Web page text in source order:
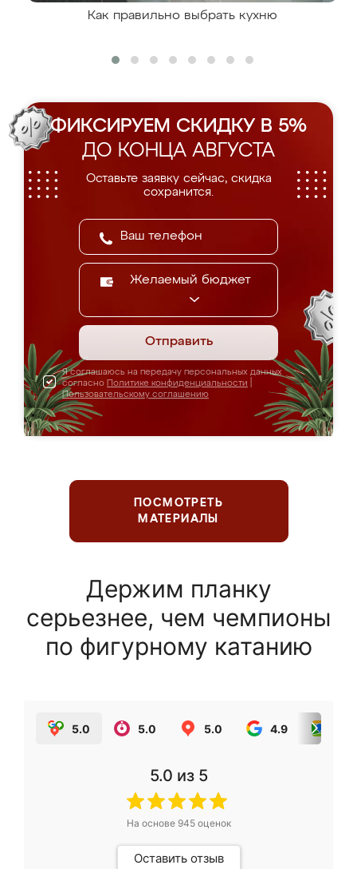
Как правильно выбрать кухню
ФИКСИРУЕМ СКИДКУ В 5%
ДО КОНЦА АВГУСТА
Оставьте заявку сейчас, скидка
сохранится.
Желаемый бюджет
Отправить
Я соглашаюсь на передачу персональных данных
согласно Политике конфиденциальности
Пользовательскому соглашению
ПОСМОТРЕТЬ
МАТЕРИАЛЫ
Держим планку
серьезнее, чем чемпионы
по фигурному катанию
5.0 5.0 5.0 4.9
5.0 из 5
На основе 945оценок
Оставить отзыв